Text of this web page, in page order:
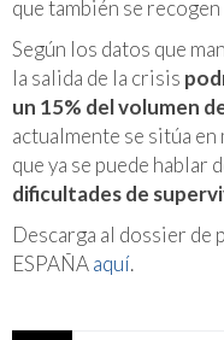
que también se
Según los datos que
la salida de la crisis
un 15% del volumen
actualmente se sitúa
que ya se puede hablar
dificultades de
Descarga al dossier de
ESPAÑAaquí.